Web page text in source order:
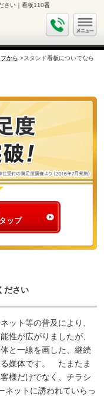
さい｜看板110番
から >スタンド看板についてなら
ップ
ださい
ット等の普及により、
性が広がりましたが、
と一線を画した、継続
る媒体です。 たまたま
様だけでなく、チラシ
ネットに誘われていらっ